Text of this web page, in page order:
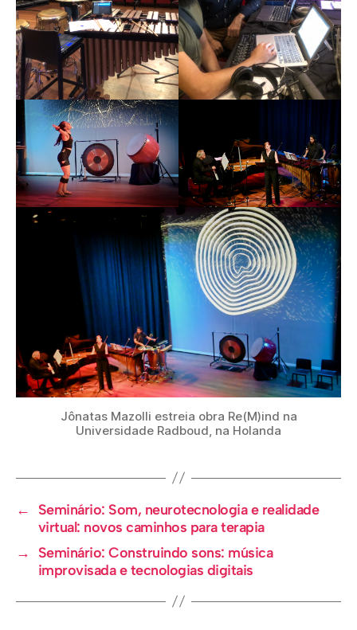
Jônatas Mazolli estreia obra Re(M)ind na
Universidade Radboud, na Holanda
←
Seminário: Som, neurotecnologia e realidade
virtual: novos caminhos para terapia
→
Seminário: Construindo sons: música
improvisada e tecnologias digitais